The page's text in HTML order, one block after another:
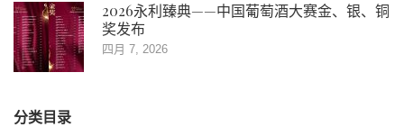
2026永利臻典——中国葡萄酒大赛金、银、铜
奖发布
四月 7, 2026
分类目录